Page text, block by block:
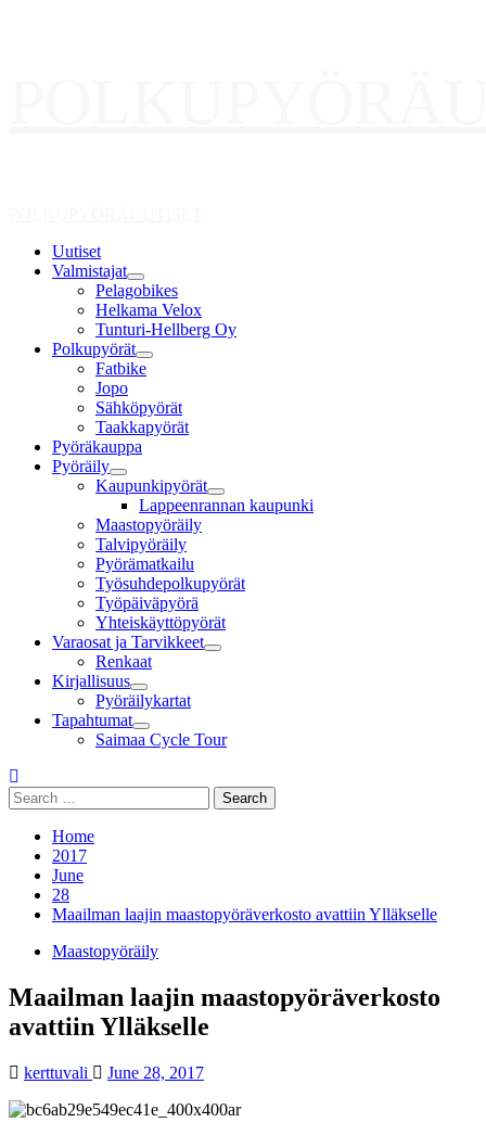
Uutiset
Valmistajat
Pelagobikes
Helkama Velox
Tunturi-Hellberg Oy
Polkupyörät
Fatbike
Jopo
Sähköpyörät
Taakkapyörät
Pyöräkauppa
Pyöräily
Kaupunkipyörät
Lappeenrannan kaupunki
Maastopyöräily
Talvipyöräily
Pyörämatkailu
Työsuhdepolkupyörät
Työpäiväpyörä
Yhteiskäyttöpyörät
Varaosat ja Tarvikkeet
Renkaat
Kirjallisuus
Pyöräilykartat
Tapahtumat
Saimaa Cycle Tour
Search
for:
Home
2017
June
28
Maailman laajin maastopyöräverkosto avattiin Ylläkselle
Maastopyöräily
Maailman laajin maastopyöräverkosto
avattiin Ylläkselle
kerttuvali June 28, 2017